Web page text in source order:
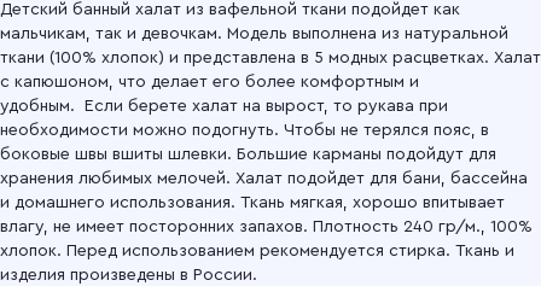
Детский банный халат из вафельной ткани подойдет как
мальчикам, так и девочкам. Модель выполнена из натуральной
ткани (100% хлопок) и представлена в 5 модных расцветках. Халат
с капюшоном, что делает его более комфортным и
удобным. Если берете халат на вырост, то рукава при
необходимости можно подогнуть. Чтобы не терялся пояс, в
боковые швы вшиты шлевки. Большие карманы подойдут для
хранения любимых мелочей. Халат подойдет для бани, бассейна
и домашнего использования. Ткань мягкая, хорошо впитывает
влагу, не имеет посторонних запахов. Плотность 240 гр/м., 100%
хлопок. Перед использованием рекомендуется стирка. Ткань и
изделия произведены в России.